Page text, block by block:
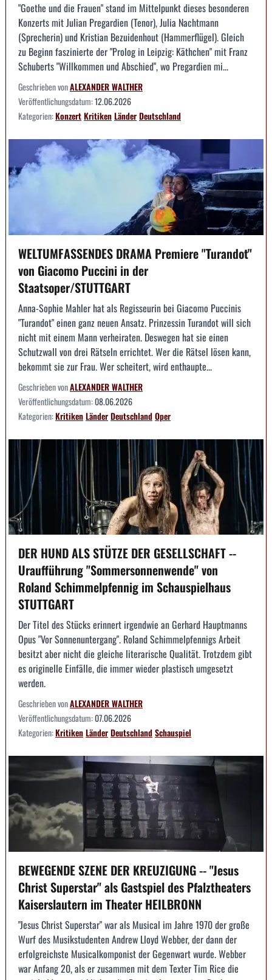
"Goethe und die Frauen" stand im Mittelpunkt dieses besonderen
Konzerts mit Julian Pregardien (Tenor), Julia Nachtmann
(Sprecherin) und Kristian Bezuidenhout (Hammerflügel). Gleich
zu Beginn faszinierte der "Prolog in Leipzig: Käthchen" mit Franz
Schuberts "Willkommen und Abschied", wo Pregardien mi...
Geschrieben vonALEXANDER WALTHER
Veröffentlichungsdatum:12.06.2026
Kategorien:KonzertKritikenLänderDeutschland
WELTUMFASSENDES DRAMA Premiere "Turandot"
von Giacomo Puccini in der
Staatsoper/STUTTGART
Anna-Sophie Mahler hat als Regisseurin bei Giacomo Puccinis
"Turandot" einen ganz neuen Ansatz. Prinzessin Turandot will sich
nicht mit einem Mann verheiraten. Deswegen hat sie einen
Schutzwall von drei Rätseln errichtet. Wer die Rätsel lösen kann,
bekommt sie zur Frau. Wer scheitert, wird enthaupte...
Geschrieben vonALEXANDER WALTHER
Veröffentlichungsdatum:08.06.2026
Kategorien:KritikenLänderDeutschlandOper
DER HUND ALS STÜTZE DER GESELLSCHAFT --
Uraufführung "Sommersonnenwende" von
Roland Schimmelpfennig im Schauspielhaus
STUTTGART
Der Titel des Stücks erinnert irgendwie an Gerhard Hauptmanns
Opus "Vor Sonnenuntergang". Roland Schimmelpfennigs Arbeit
besitzt aber nicht die gleiche literarische Qualität. Trotzdem gibt
es originelle Einfälle, die immer wieder plastisch umgesetzt
werden.
Geschrieben vonALEXANDER WALTHER
Veröffentlichungsdatum:07.06.2026
Kategorien:KritikenLänderDeutschlandSchauspiel
BEWEGENDE SZENE DER KREUZIGUNG -- "Jesus
Christ Superstar" als Gastspiel des Pfalztheaters
Kaiserslautern im Theater HEILBRONN
"Jesus Christ Superstar" war als Musical im Jahre 1970 der große
Wurf des Musikstudenten Andrew Lloyd Webber, der dann der
erfolgreichste Musicalkomponist der Gegenwart wurde. Webber
war Anfang 20, als er zusammen mit dem Texter Tim Rice die